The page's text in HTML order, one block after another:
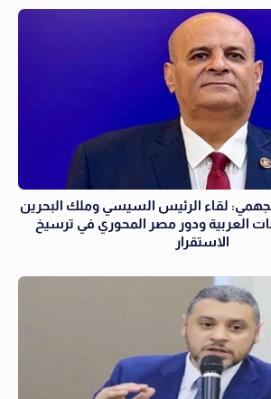
لقاء الرئيس السيسي وملك البحرين
العربية ودور مصر المحوري في ترسيخ
الاستقرار